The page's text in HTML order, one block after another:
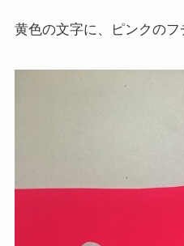
黄色の文字に、ピンクのフ